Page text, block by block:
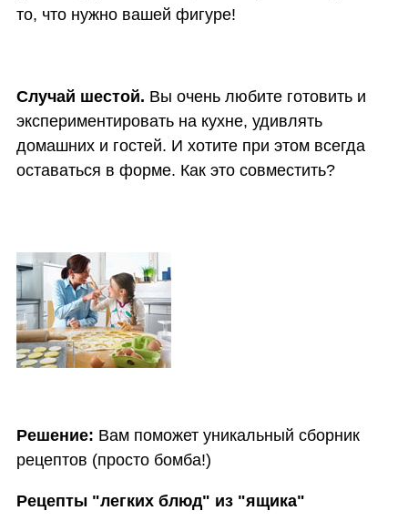
то, что нужно вашей фигуре!
Случай шестой. Вы очень любите готовить и
экспериментировать на кухне, удивлять
домашних и гостей. И хотите при этом всегда
оставаться в форме. Как это совместить?
Решение: Вам поможет уникальный сборник
рецептов (просто бомба!)
Рецепты "легких блюд" из "ящика"